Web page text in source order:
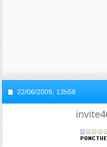
22/06/2009, 13h58